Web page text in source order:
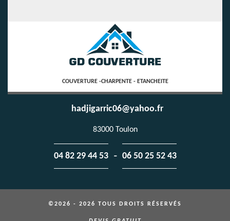
COUVERTURE -CHARPENTE - ETANCHEITE
hadjigarric06@yahoo.fr
83000 Toulon
04 82 29 44 53 - 06 50 25 52 43
©2026 - 2026 TOUS DROITS RÉSERVÉS